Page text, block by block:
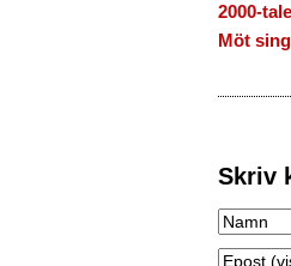
2000-
Möt
Skriv